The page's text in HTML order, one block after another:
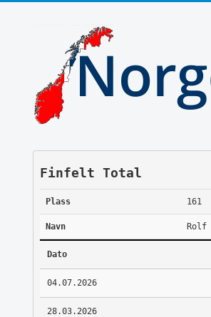
Finfelt Total
Plass 161
Navn Rolf
Dato
04.07.2026
28.03.2026